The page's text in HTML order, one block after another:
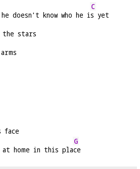
doesn't know who he i
C
s yet
the stars
face
at home in this pla
G
ce